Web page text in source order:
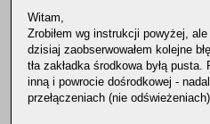
Witam,
Zrobiłem wg instrukcji powyżej,
dzisiaj zaobserwowałem kolejne
tła zakładka środkowa byłą pusta.
inną i powrocie dośrodkowej -
przełączeniach (nie